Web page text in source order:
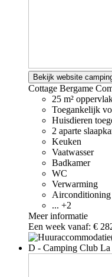
Bekijk website
Cottage Bergame
25 m²
Toegankelijk
Huisdieren
2 aparte
Keuken
Vaatwasser
Badkamer
WC
Verwarming
Airconditioning
... +2
Meer informatie
Een week vanaf: €